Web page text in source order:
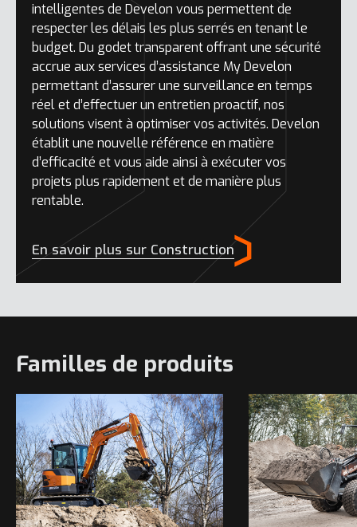
intelligentes de Develon vous permettent de
respecter les délais les plus serrés en tenant le
budget. Du godet transparent offrant une sécurité
accrue aux services d’assistance My Develon
permettant d’assurer une surveillance en temps
réel et d’effectuer un entretien proactif, nos
solutions visent à optimiser vos activités. Develon
établit une nouvelle référence en matière
d’efficacité et vous aide ainsi à exécuter vos
projets plus rapidement et de manière plus
rentable.
En savoir plus sur Construction
Familles de produits